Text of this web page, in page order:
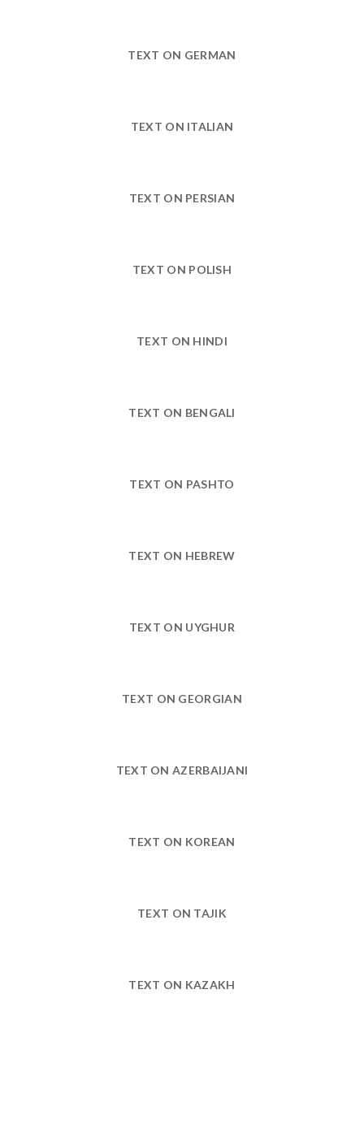
TEXT ON GERMAN
TEXT ON ITALIAN
TEXT ON PERSIAN
TEXT ON POLISH
TEXT ON HINDI
TEXT ON BENGALI
TEXT ON PASHTO
TEXT ON HEBREW
TEXT ON UYGHUR
TEXT ON GEORGIAN
TEXT ON AZERBAIJANI
TEXT ON KOREAN
TEXT ON TAJIK
TEXT ON KAZAKH